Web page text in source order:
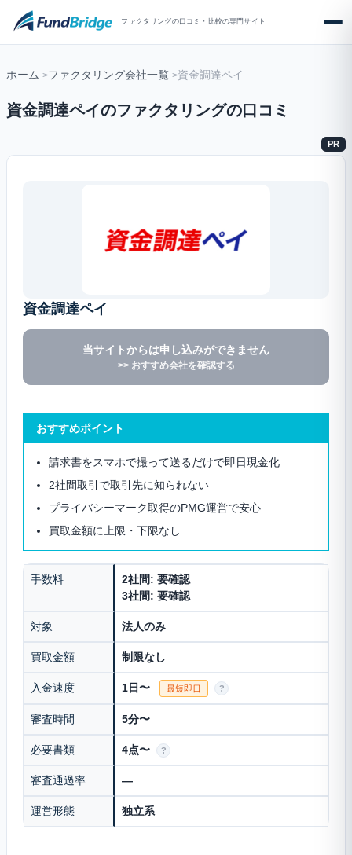
ファクタリングの口コミ・比較の専門サイト
ホーム ファクタリング会社一覧 資金調達ペイ
資金調達ペイのファクタリングの口コミ
PR
資金調達ペイ
当サイトからは申し込みができません
>> おすすめ会社を確認する
おすすめポイント
請求書をスマホで撮って送るだけで即日現金化
2社間取引で取引先に知られない
プライバシーマーク取得のPMG運営で安心
買取金額に上限・下限なし
手数料
2社間: 要確認
3社間: 要確認
対象 法人のみ
買取金額 制限なし
入金速度 1日〜 最短即日 ?
審査時間 5分〜
必要書類 4点〜 ?
審査通過率 —
運営形態 独立系